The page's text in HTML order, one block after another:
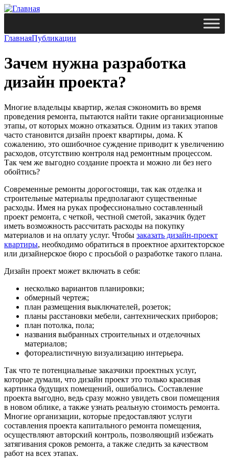
ГлавнаяПубликации
Зачем нужна разработка
дизайн проекта?
Многие владельцы квартир, желая сэкономить во время
проведения ремонта, пытаются найти такие организационные
этапы, от которых можно отказаться. Одним из таких этапов
часто становится дизайн проект квартиры, дома. К
сожалению, это ошибочное суждение приводит к увеличению
расходов, отсутствию контроля над ремонтным процессом.
Так чем же выгодно создание проекта и можно ли без него
обойтись?
Современные ремонты дорогостоящи, так как отделка и
строительные материалы предполагают существенные
расходы. Имея на руках профессионально составленный
проект ремонта, с четкой, честной сметой, заказчик будет
иметь возможность рассчитать расходы на покупку
материалов и на оплату услуг. Чтобы заказать дизайн-проект
квартиры, необходимо обратиться в проектное архитекторское
или дизайнерское бюро с просьбой о разработке такого плана.
Дизайн проект может включать в себя:
несколько вариантов планировки;
обмерный чертеж;
план размещения выключателей, розеток;
планы расстановки мебели, сантехнических приборов;
план потолка, пола;
названия выбранных строительных и отделочных
материалов;
фотореалистичную визуализацию интерьера.
Так что те потенциальные заказчики проектных услуг,
которые думали, что дизайн проект это только красивая
картинка будущих помещений, ошибались. Составление
проекта выгодно, ведь сразу можно увидеть свои помещения
в новом облике, а также узнать реальную стоимость ремонта.
Многие организации, которые предоставляют услуги
составления проекта капитального ремонта помещения,
осуществляют авторский контроль, позволяющий избежать
затягивания сроков ремонта, а также следить за качеством
работ на всех этапах.